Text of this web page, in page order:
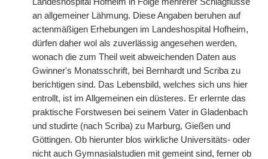
an allgemeiner Lähmung. Diese Angaben beruhen auf
actenmäßigen Erhebungen im Landeshospital Hofheim,
dürfen daher wol als zuverlässig angesehen werden,
wonach die zum Theil weit abweichenden Daten aus
Gwinner's Monatsschrift, bei Bernhardt und Scriba zu
berichtigen sind. Das Lebensbild, welches sich uns hier
entrollt, ist im Allgemeinen ein düsteres. Er erlernte das
praktische Forstwesen bei seinem Vater in Gladenbach
und studirte (nach Scriba) zu Marburg, Gießen und
Göttingen. Ob hierunter blos wirkliche Universitäts- oder
nicht auch Gymnasialstudien mit gemeint sind, ferner ob